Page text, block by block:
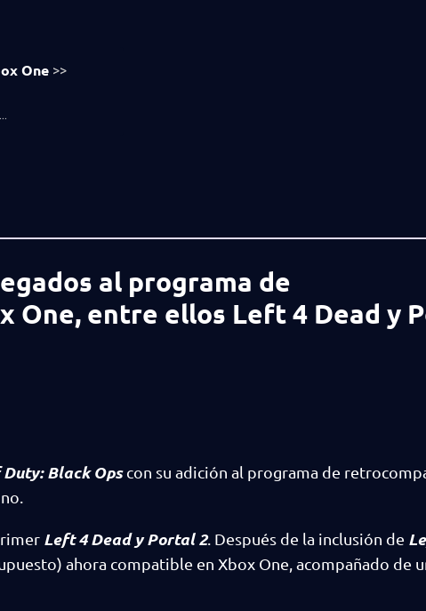
One >>
al programa de
One, entre ellos Left 4 Dead y
Black Opscon su adición al programa de
Left 4 Dead y Portal 2. Después de la inclusión de
ahora compatible en Xbox One, acompañado de